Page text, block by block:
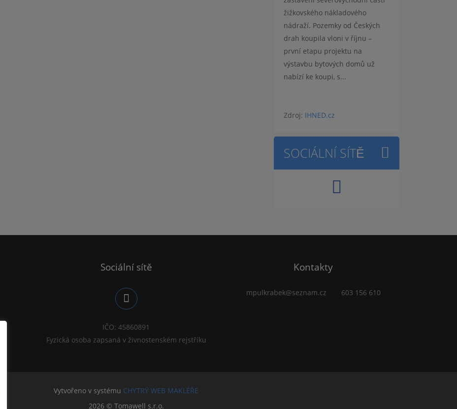
žižkovského nákladového
nádraží. Pozemky od Českých
drah koupila vloni v říjnu –
první etapu projektu na
výstavbu bytových domů už
nabízí ke koupi, s...
Zdroj: IHNED.cz
SOCIÁLNÍ SÍTĚ
Sociální sítě Kontakty
mpulkrabek@seznam.cz 603 156 610
IČO: 45860891
Fyzická osoba zapsaná v živnostenském rejstříku
Vytvořeno v systému CHYTRÝ WEB MAKLÉŘE
2026 © Tomawell s.r.o.